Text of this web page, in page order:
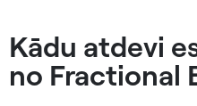
Kādu atdevi
no Fractional